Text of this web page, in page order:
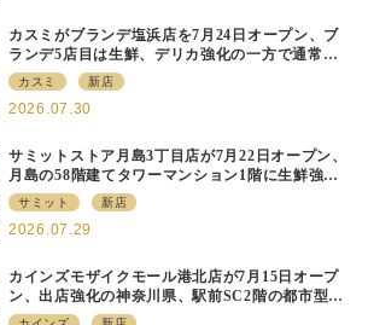
カスミがブランデ塩浜店を7月24日オープン、ブ
ランデ5店目は生鮮、デリカ強化の一方で通常店
の要素も取り入れ
カスミ 新店
2026.07.30
サミットストア月島3丁目店が7月22日オープン、
月島の58階建てタワーマンション1階に生鮮強化
の小商圏型店を出店
サミット 新店
2026.07.29
カインズモザイクモール港北店が7月15日オープ
ン、出店強化の神奈川県、駅前SC2階の都市型小
型店